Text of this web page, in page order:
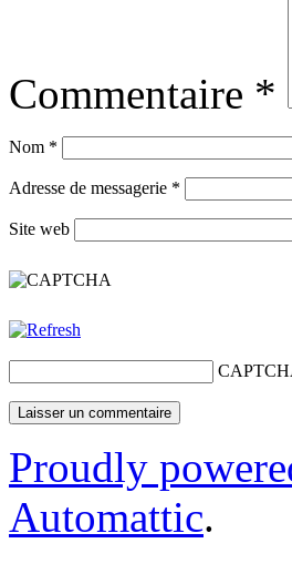
Commentaire *
Nom *
Adresse de messagerie *
Site web
Proudly
Automattic.